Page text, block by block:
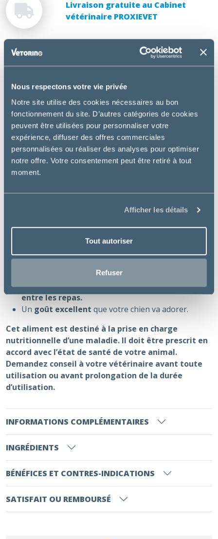
Nous respectons votre vie privée
Notre site utilise des cookies nécessaires au bon
fonctionnement du site. D’autres catégories de cookies
peuvent être utilisées pour personnaliser votre
expérience, diffuser des offres commerciales
personnalisées ou réaliser des analyses pour optimiser
notre offre. Votre consentement peut être retiré à tout
moment.
Afficher les détails
Tout autoriser
Refuser
Livraison gratuite au Cabinet
vétérinaire PROXIEVET
DESCRIPTION
Hill’s Prescription Diet Canine Metabolic + Mobility
est une alimentation complète et
équilibrée cliniquement prouvée pour améliorer la
mobilité en seulement 21 jours et pour réduire le
poids corporel de 13 % en 60 jours.
Utilisation :
Chien ayant de l’arthrose.
Fonctionne naturellementen agissant sur la
améliore la capacité de votre chien
, marcher et sauter en seulement 21 jours.
Aide votre chien àse sentir rassasié et satisfait
entre les repas.
Un goût excellent que votre chien va adorer.
Cet aliment est destiné à la prise en charge
nutritionnelle d’une maladie. Il doit être prescrit en
accord avec l’état de santé de votre animal.
Demandez conseil à votre vétérinaire avant toute
utilisation ou avant prolongation de la durée
d’utilisation.
INFORMATIONS COMPLÉMENTAIRES
INGRÉDIENTS
BÉNÉFICES ET CONTRES-INDICATIONS
SATISFAIT OU REMBOURSÉ